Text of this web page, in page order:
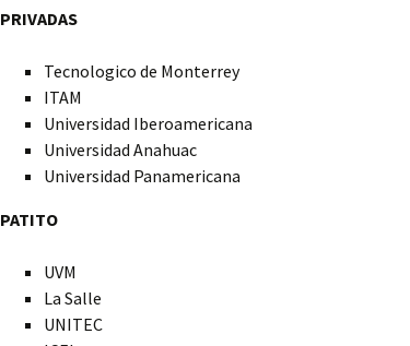
PRIVADAS
Tecnologico de Monterrey
ITAM
Universidad Iberoamericana
Universidad Anahuac
Universidad Panamericana
PATITO
UVM
La Salle
UNITEC